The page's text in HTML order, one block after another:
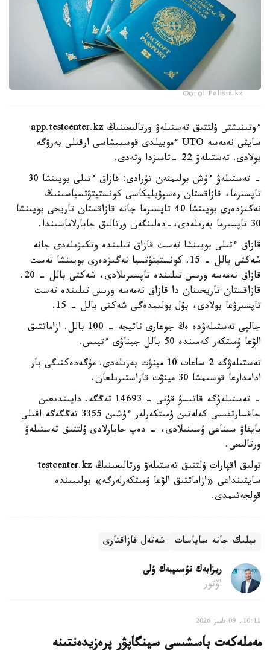
Фото: Polisia.kz
ءوتىنىشتى ۇلتتىق تەستىلەۋ ورتالىعىنىڭ app.testcenter.kz
سايتى نەمەسە UTO ءموبيلدى قوسىمشاسى ارقىلى بەرۋگە
بولادى. تەستىلەۋ 22 -تامىزدا وتەدى.
- تەستىلەۋ ءۇش بولىمنەن تۇرادى: قازاق ءتىلى بويىنشا 30
تاپسىرما، قازاقستان رەسپۋبليكاسى كونستيتۋتسياسىنىڭ
نەگىزدەرى بويىنشا 40 تاپسىرما جانە قازاقستان تاريحى بويىنشا
30 تاپسىرما بەرىلەدى،-دەلىنگەن ورتالىق حابارلاماسىندا.
قازاق ءتىلى بويىنشا تەست قازاق تىلىندە وتكىزىلەدى جانە
شەكتى بالل - 15. كونستيتۋتسيا نەگىزدەرى بويىنشا تەست
قازاق نەمەسە ورىس تىلىندە تاپسىرىلادى، شەكتى بالل - 20.
قازاقستان تاريحىنان دا قازاق نەمەسە ورىس تىلىندە تەست
تاپسىرۋعا بولادى، بۇل بولىمدەگى شەكتى بالل - 15.
جالپى تەستىلەۋدە ەڭ جوعارى ناتيجە - 100 بالل. ازاماتتىق
الۋعا ۇمىتكەر كەمىندە 50 بالل جيناۋى ءتيىس.
تەستىلەۋگە 2 ساعات 10 مينۋت بەرىلەدى. مۇگەدەكتىگى بار
ادامدارعا قوسىمشا 30 مينۋت قاراستىرىلعان.
- تەستىلەۋگە قاتىسۋ قۇنى - 14693 تەڭگە. دايىندىعىن
جاقسارتقىسى كەلەتىن ۇمىتكەرلەر ءۇشىن 3355 تەڭگەگە اقىلى
بايقاۋ سىناعى ۇسىنىلادى، - دەپ حابارلادى ۇلتتىق تەستىلەۋ
ورتالىعى.
تولىق اقپارات ۇلتتىق تەستىلەۋ ورتالىعىنىڭ testcenter.kz
سايتىنداعى «ازاماتتىق الۋعا ۇمىتكەرلەرگە» بولىمىندە
قولجەتىمدى.
بيلىك جانە ساياسات شەتەل قازاقتارى
ريزابەك نۇسىپبەك ۇلى
اۆتور
10:11, 09 تامىز 2026
مەملەكەت باسشىسى سينگاپۋر پرەزيدەنتىنە